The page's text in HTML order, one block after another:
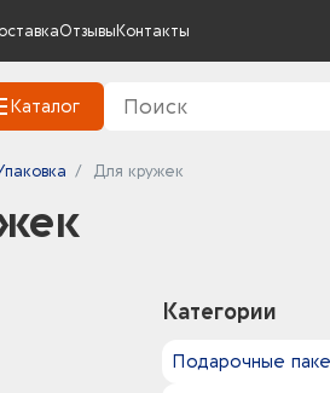
Отзывы Контакты
Каталог
Для кружек
Категории
Подарочные